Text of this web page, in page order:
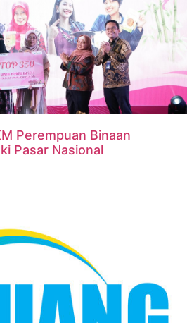
Perempuan Binaan
Pasar Nasional